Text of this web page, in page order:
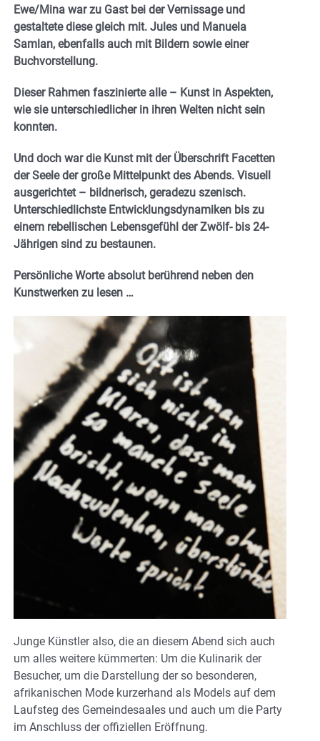
Ewe/Mina war zu Gast bei der Vernissage und
gestaltete diese gleich mit. Jules und Manuela
Samlan, ebenfalls auch mit Bildern sowie einer
Buchvorstellung.
Dieser Rahmen faszinierte alle – Kunst in Aspekten,
wie sie unterschiedlicher in ihren Welten nicht sein
konnten.
Und doch war die Kunst mit der Überschrift Facetten
der Seele der große Mittelpunkt des Abends. Visuell
ausgerichtet – bildnerisch, geradezu szenisch.
Unterschiedlichste Entwicklungsdynamiken bis zu
einem rebellischen Lebensgefühl der Zwölf- bis 24-
Jährigen sind zu bestaunen.
Persönliche Worte absolut berührend neben den
Kunstwerken zu lesen …
Junge Künstler also, die an diesem Abend sich auch
um alles weitere kümmerten: Um die Kulinarik der
Besucher, um die Darstellung der so besonderen,
afrikanischen Mode kurzerhand als Models auf dem
Laufsteg des Gemeindesaales und auch um die Party
im Anschluss der offiziellen Eröffnung.